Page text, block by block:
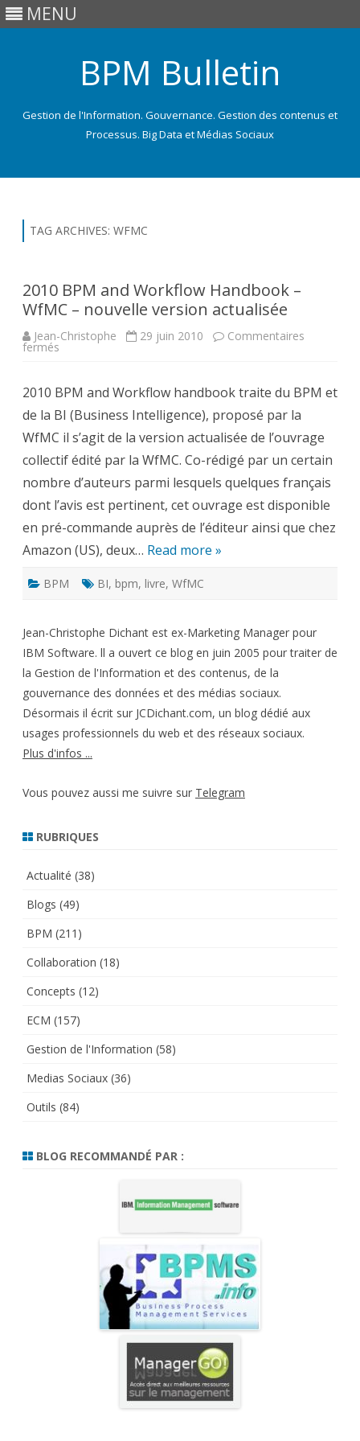
MENU
BPM Bulletin
Gestion de l'Information. Gouvernance. Gestion des contenus et
Processus. Big Data et Médias Sociaux
TAG ARCHIVES: WFMC
2010 BPM and Workflow Handbook –
WfMC – nouvelle version actualisée
Jean-Christophe 29 juin 2010 Commentaires
fermés
Workflow
Handbook
–
WfMC
–
nouvelle
version
actualisée
2010 BPM and Workflow handbook traite du BPM et
de la BI (Business Intelligence), proposé par la
WfMC il s’agit de la version actualisée de l’ouvrage
collectif édité par la WfMC. Co-rédigé par un certain
nombre d’auteurs parmi lesquels quelques français
dont l’avis est pertinent, cet ouvrage est disponible
en pré-commande auprès de l’éditeur ainsi que chez
Amazon (US), deux… Read more »
BPM BI, bpm, livre, WfMC
Jean-Christophe Dichant est ex-Marketing Manager pour
IBM Software. ll a ouvert ce blog en juin 2005 pour traiter de
la Gestion de l'Information et des contenus, de la
gouvernance des données et des médias sociaux.
Désormais il écrit sur JCDichant.com, un blog dédié aux
usages professionnels du web et des réseaux sociaux.
Plus d'infos ...
Vous pouvez aussi me suivre sur Telegram
RUBRIQUES
Actualité (38)
Blogs (49)
BPM (211)
Collaboration (18)
Concepts (12)
ECM (157)
Gestion de l'Information (58)
Medias Sociaux (36)
Outils (84)
BLOG RECOMMANDÉ PAR :